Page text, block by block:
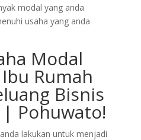
modal yang anda
usaha yang anda
Modal
Rumah
Bisnis
Pohuwato!
lakukan untuk menjadi